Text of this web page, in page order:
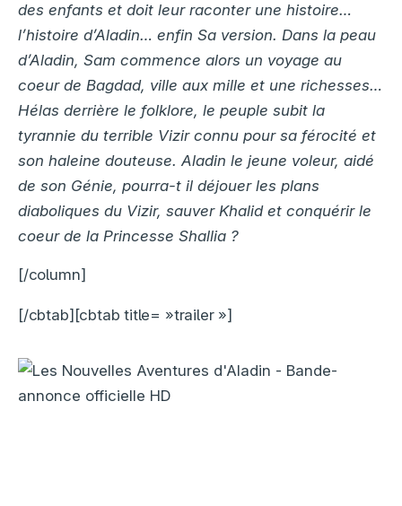
des enfants et doit leur raconter une histoire…
l’histoire d’Aladin… enfin Sa version. Dans la peau
d’Aladin, Sam commence alors un voyage au
coeur de Bagdad, ville aux mille et une richesses…
Hélas derrière le folklore, le peuple subit la
tyrannie du terrible Vizir connu pour sa férocité et
son haleine douteuse. Aladin le jeune voleur, aidé
de son Génie, pourra-t il déjouer les plans
diaboliques du Vizir, sauver Khalid et conquérir le
coeur de la Princesse Shallia ?
[/column]
[/cbtab][cbtab title= »trailer »]